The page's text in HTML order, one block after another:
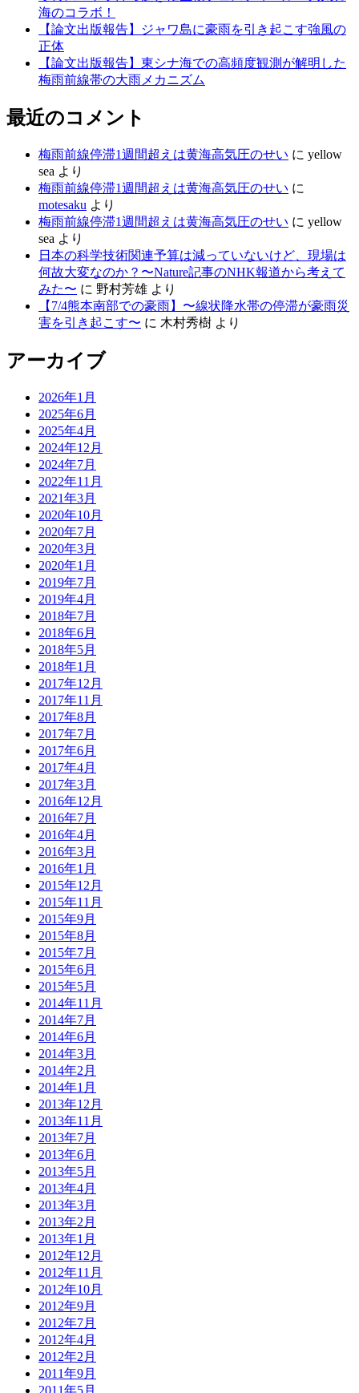
海のコラボ！
【論文出版報告】ジャワ島に豪雨を引き起こす強風の
正体
【論文出版報告】東シナ海での高頻度観測が解明した
梅雨前線帯の大雨メカニズム
最近のコメント
梅雨前線停滞1週間超えは黄海高気圧のせい に yellow
sea より
梅雨前線停滞1週間超えは黄海高気圧のせい に
motesaku より
梅雨前線停滞1週間超えは黄海高気圧のせい に yellow
sea より
日本の科学技術関連予算は減っていないけど、現場は
何故大変なのか？〜Nature記事のNHK報道から考えて
みた〜 に 野村芳雄 より
【7/4熊本南部での豪雨】〜線状降水帯の停滞が豪雨災
害を引き起こす〜 に 木村秀樹 より
アーカイブ
2026年1月
2025年6月
2025年4月
2024年12月
2024年7月
2022年11月
2021年3月
2020年10月
2020年7月
2020年3月
2020年1月
2019年7月
2019年4月
2018年7月
2018年6月
2018年5月
2018年1月
2017年12月
2017年11月
2017年8月
2017年7月
2017年6月
2017年4月
2017年3月
2016年12月
2016年7月
2016年4月
2016年3月
2016年1月
2015年12月
2015年11月
2015年9月
2015年8月
2015年7月
2015年6月
2015年5月
2014年11月
2014年7月
2014年6月
2014年3月
2014年2月
2014年1月
2013年12月
2013年11月
2013年7月
2013年6月
2013年5月
2013年4月
2013年3月
2013年2月
2013年1月
2012年12月
2012年11月
2012年10月
2012年9月
2012年7月
2012年4月
2012年2月
2011年9月
2011年5月